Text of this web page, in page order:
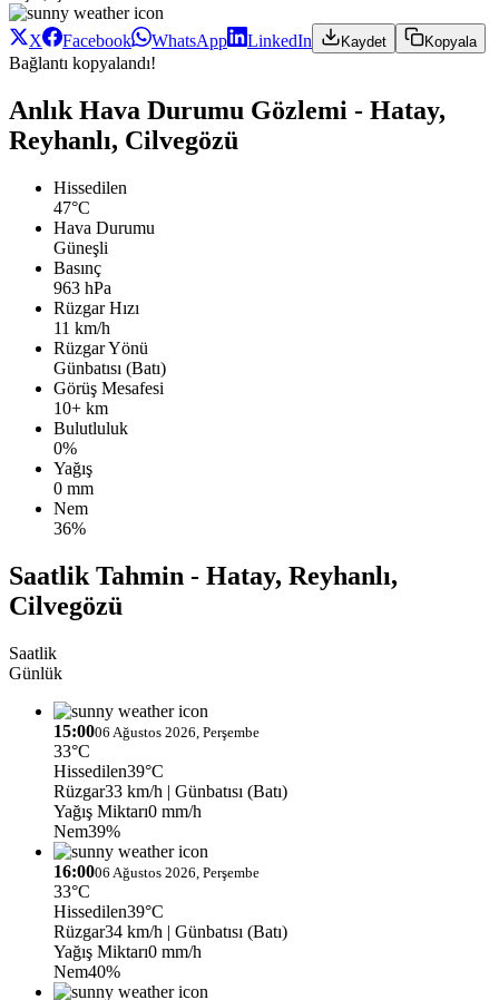
X Facebook WhatsApp LinkedIn Kaydet Kopyala
Bağlantı kopyalandı!
Anlık Hava Durumu Gözlemi - Hatay,
Reyhanlı, Cilvegözü
Hissedilen
47°C
Hava Durumu
Güneşli
Basınç
963 hPa
Rüzgar Hızı
11 km/h
Rüzgar Yönü
Günbatısı (Batı)
Görüş Mesafesi
10+ km
Bulutluluk
0%
Yağış
0 mm
Nem
36%
Saatlik Tahmin - Hatay, Reyhanlı,
Cilvegözü
Saatlik
Günlük
15:0006 Ağustos 2026, Perşembe
33°C
Hissedilen39°C
Rüzgar33 km/h | Günbatısı (Batı)
Yağış Miktarı0 mm/h
Nem39%
16:0006 Ağustos 2026, Perşembe
33°C
Hissedilen39°C
Rüzgar34 km/h | Günbatısı (Batı)
Yağış Miktarı0 mm/h
Nem40%